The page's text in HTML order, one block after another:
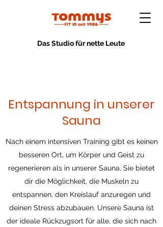
Das Studio für nette Leute
Entspannung in unserer
Sauna
Nach einem intensiven Training gibt es keinen
besseren Ort, um Körper und Geist zu
regenerieren als in unserer Sauna. Sie bietet
dir die Möglichkeit, die Muskeln zu
entspannen, den Kreislauf anzuregen und
deinen Stress abzubauen. Unsere Sauna ist
der ideale Rückzugsort für alle, die sich nach